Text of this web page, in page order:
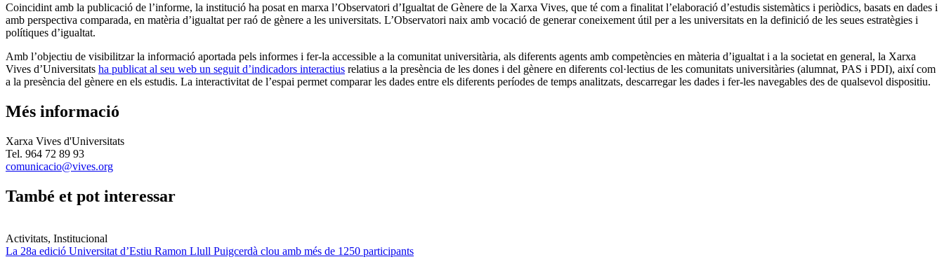
Coincidint amb la publicació de l’informe, la institució ha posat en marxa l’Observatori d’Igualtat de Gènere de la Xarxa Vives, que té com a finalitat l’elaboració d’estudis sistemàtics i periòdics, basats en dades i
amb perspectiva comparada, en matèria d’igualtat per raó de gènere a les universitats. L’Observatori naix amb vocació de generar coneixement útil per a les universitats en la definició de les seues estratègies i
polítiques d’igualtat.
Amb l’objectiu de visibilitzar la informació aportada pels informes i fer-la accessible a la comunitat universitària, als diferents agents amb competències en màteria d’igualtat i a la societat en general, la Xarxa
Vives d’Universitats ha publicat al seu web un seguit d’indicadors interactius relatius a la presència de les dones i del gènere en diferents col·lectius de les comunitats universitàries (alumnat, PAS i PDI), així com
a la presència del gènere en els estudis. La interactivitat de l’espai permet comparar les dades entre els diferents períodes de temps analitzats, descarregar les dades i fer-les navegables des de qualsevol dispositiu.
Més informació
Xarxa Vives d'Universitats
Tel. 964 72 89 93
comunicacio@vives.org
També et pot interessar
Activitats, Institucional
La 28a edició Universitat d’Estiu Ramon Llull Puigcerdà clou amb més de 1250 participants